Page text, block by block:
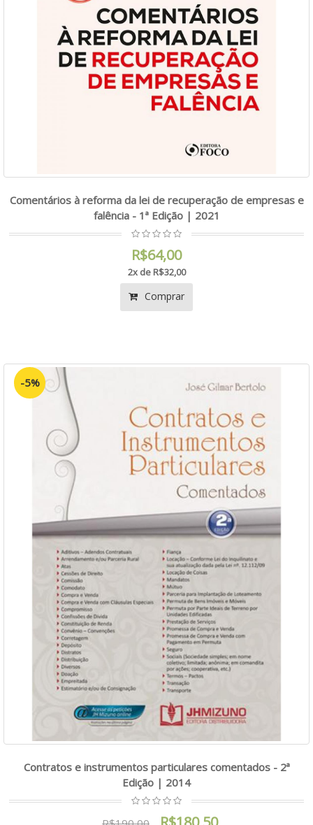
Comentários à reforma da lei de recuperação de empresas e
falência - 1ª Edição | 2021
R$64,00
2x de R$32,00
Comprar
-5%
Contratos e instrumentos particulares comentados - 2ª
Edição | 2014